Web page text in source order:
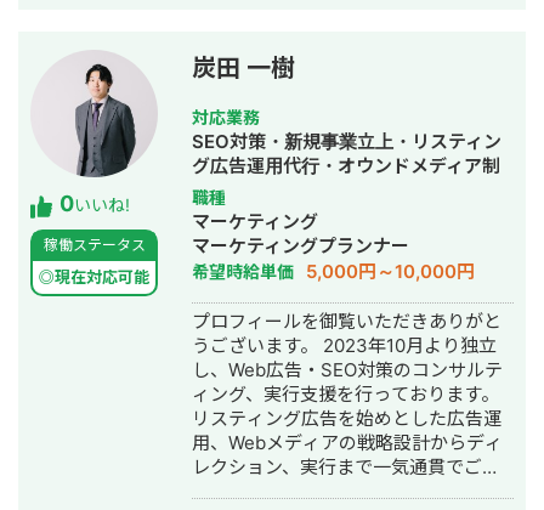
種：寝具、女性用下着、スタートアッ
プ飲料、美容整形クリニック、高級時
計取扱店、ベビーキッズ商品、薬膳ス
ープ、梅干、レンタカー、YouTuber、
ブランド買取 ◆自社SNSアカウントを
活用したプロモーション事業 ・累計ア
フィリエイト売上：2.5億円 ・累計運
用フォロワー数：450万 ・累計アカウ
ント売買：15件、売買金額2,500万 経
験業種：健康ドリンク、美容商品、寝
具、生活雑貨、債務整理、保険サービ
ス、住宅売買 ◆ご支援形態 基本的に私
がPMとしてマーケティング戦略策定・
全体ディレクションを担い、 クライア
ントの課題やニーズに合わせた各マー
ケチャネルのプロフェッショナルをア
サインし、チームを組成してご支援を
いたします。 マーケティング全般のご
支援から、SNSだけといった部分的な
会社BRAVEAIDを創業、代表取締役就
任。 【主な実績】 ・D2C系 飲料、食
品、化粧品、健康食品を中心に月額100
万円から最高1.65億円の運用実績があ
ります。 特にMeta広告、Google広告
の攻略が強く、時点でYDA、TikTok、
各種DSP、LINE（YDAに統合されます
が）、Smartnewsの順に運用、CPA目
標クリア実績があります。 ・来店系 脱
毛サロン、結婚相談所で月額2,000〜
5,000万円の運用実績があります。
Meta広告、Google広告、X広告、
TikAdsの順番で攻略しています。 ・
BtoB 国内最大手の企業向け研修企業と
現在も直取引でご支援しており、月間
2,000万円ほどの運用予算をお預かりし
て直近6ヶ月連続KPI達成しておりま
す。Google,Yahoo!,Microsoft,Meta中
心にリスティングとSNS/Disの掛け合
0いいね!
稼働ステータス
◎現在対応可能
炭田 一樹
対応業務
SEO対策・新規事業立上・リスティン
グ広告運用代行・オウンドメディア制
作・構築・運用代行
職種
マーケティング
マーケティングプランナー
希望時給単価 5,000円～10,000円
プロフィールを御覧いただきありがと
うございます。 2023年10月より独立
し、Web広告・SEO対策のコンサルテ
ィング、実行支援を行っております。
リスティング広告を始めとした広告運
用、Webメディアの戦略設計からディ
レクション、実行まで一気通貫でご支